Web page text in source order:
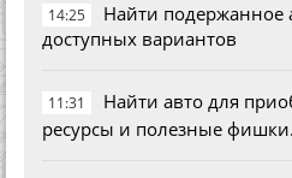
14:25
Найти подержанное
доступных вариантов
11:31
Найти авто для
ресурсы и полезные фишки.